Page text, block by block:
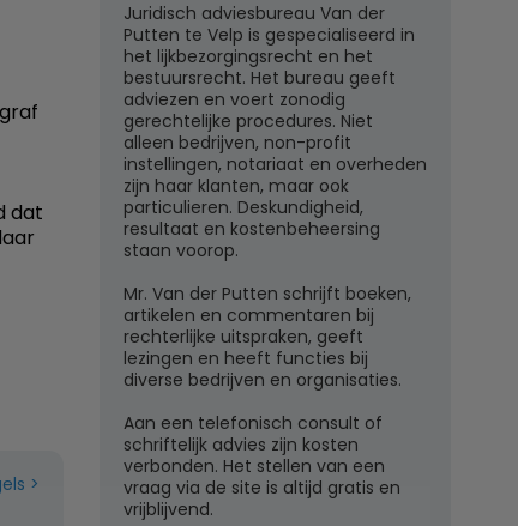
dat
Juridisch adviesbureau Van der
Putten te Velp is gespecialiseerd in
het lijkbezorgingsrecht en het
bestuursrecht. Het bureau geeft
adviezen en voert zonodig
gerechtelijke procedures. Niet
alleen bedrijven, non-profit
instellingen, notariaat en overheden
zijn haar klanten, maar ook
particulieren. Deskundigheid,
resultaat en kostenbeheersing
staan voorop.
Mr. Van der Putten schrijft boeken,
artikelen en commentaren bij
rechterlijke uitspraken, geeft
lezingen en heeft functies bij
diverse bedrijven en organisaties.
Aan een telefonisch consult of
schriftelijk advies zijn kosten
verbonden. Het stellen van een
vraag via de site is altijd gratis en
vrijblijvend.